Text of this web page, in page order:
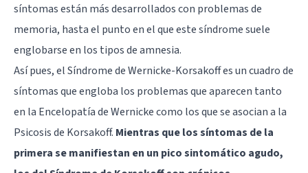
síntomas están más desarrollados con problemas de
memoria, hasta el punto en el que este síndrome suele
englobarse en los tipos de amnesia.
Así pues, el Síndrome de Wernicke-Korsakoff es un cuadro de
síntomas que engloba los problemas que aparecen tanto
en la Encelopatía de Wernicke como los que se asocian a la
Psicosis de Korsakoff. Mientras que los síntomas de la
primera se manifiestan en un pico sintomático agudo,